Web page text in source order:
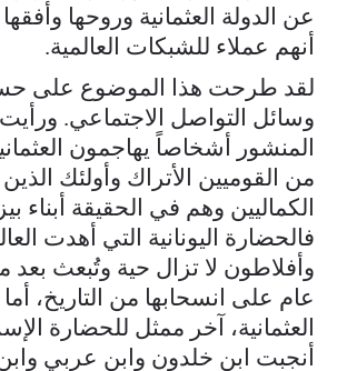
عن الدولة العثمانية وروحها
أنهم عملاء للشبكات العالمية.
لقد طرحت هذا الموضوع على
وسائل التواصل الاجتماعي.
المنشور أشخاصاً يهاجمون
من القوميين الأتراك وأولئك
الكماليين وهم في الحقيقة أبناء
فالحضارة اليونانية التي أهدت
عام على انسحابها من التاريخ، أما
العثمانية، آخر ممثل للحضارة
أنجبت ابن خلدون وابن عربي